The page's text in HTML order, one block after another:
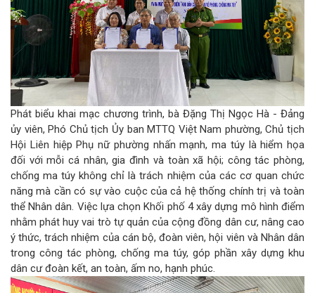
Phát biểu khai mạc chương trình, bà Đặng Thị Ngọc Hà - Đảng
ủy viên, Phó Chủ tịch Ủy ban MTTQ Việt Nam phường, Chủ tịch
Hội Liên hiệp Phụ nữ phường nhấn mạnh, ma túy là hiểm họa
đối với mỗi cá nhân, gia đình và toàn xã hội; công tác phòng,
chống ma túy không chỉ là trách nhiệm của các cơ quan chức
năng mà cần có sự vào cuộc của cả hệ thống chính trị và toàn
thể Nhân dân. Việc lựa chọn Khối phố 4 xây dựng mô hình điểm
nhằm phát huy vai trò tự quản của cộng đồng dân cư, nâng cao
ý thức, trách nhiệm của cán bộ, đoàn viên, hội viên và Nhân dân
trong công tác phòng, chống ma túy, góp phần xây dựng khu
dân cư đoàn kết, an toàn, ấm no, hạnh phúc.